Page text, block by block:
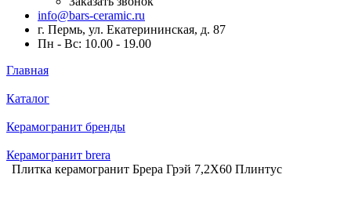
info@bars-ceramic.ru
г. Пермь, ул. Екатерининская, д. 87
Пн - Вс: 10.00 - 19.00
Главная
Каталог
Керамогранит бренды
Керамогранит brera
Плитка керамогранит Брера Грэй 7,2X60 Плинтус